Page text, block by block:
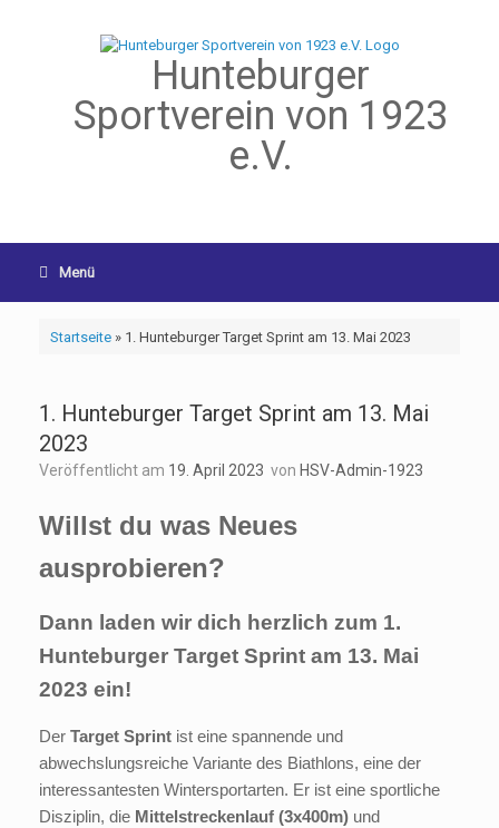
Hunteburger
Sportverein von 1923
e.V.
Menü
Startseite» 1. Hunteburger Target Sprint am 13. Mai 2023
1. Hunteburger Target Sprint am 13. Mai
2023
Veröffentlicht am 19. April 2023 von HSV-Admin-1923
Willst du was Neues
ausprobieren?
Dann laden wir dich herzlich zum 1.
Hunteburger Target Sprint am 13. Mai
2023 ein!
Der Target Sprint ist eine spannende und
abwechslungsreiche Variante des Biathlons, eine der
interessantesten Wintersportarten. Er ist eine sportliche
Disziplin, die Mittelstreckenlauf (3x400m) und